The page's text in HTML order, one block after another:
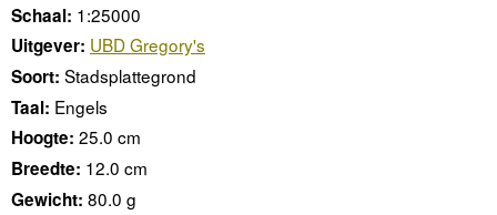
Schaal: 1:25000
Uitgever: UBD Gregory's
Soort: Stadsplattegrond
Taal: Engels
Hoogte: 25.0 cm
Breedte: 12.0 cm
Gewicht: 80.0 g